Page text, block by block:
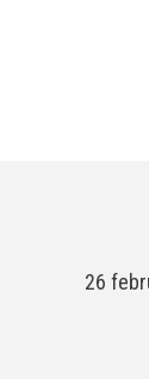
26